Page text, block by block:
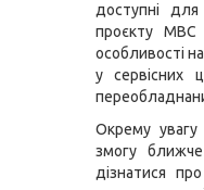
доступні
проєкту МВС
особливості
у сервісних
Окрему
змогу
дізнатися